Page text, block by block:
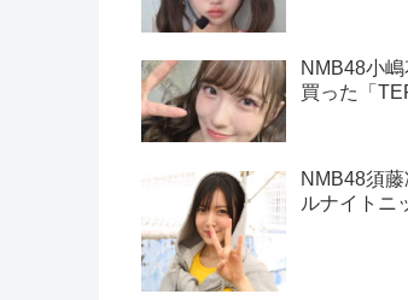
NMB48小
買った「
NMB48須
ルナイトニ